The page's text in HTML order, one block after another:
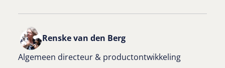
Renske van den Berg
Algemeen directeur & productontwikkeling